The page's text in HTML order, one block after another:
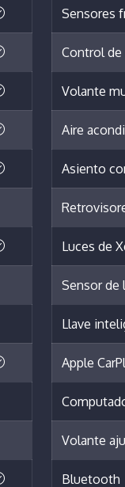
Sensores
Control de
Volante
Aire
Asiento
Luces de
Sensor de
Llave
Apple
Volante
Bluetooth